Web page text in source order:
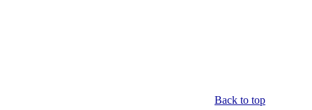
Back to top